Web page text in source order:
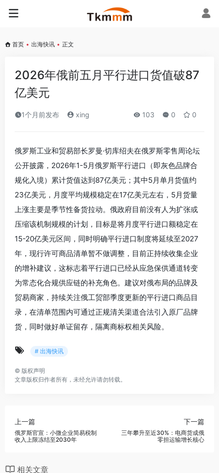
首页 • 出海快讯 • 正文
2026年俄前五月平行进口货值破87
亿美元
1个月前发布 xing 103 0 0
俄罗斯工业和贸易部长罗曼·切库绍夫在俄罗斯零售周论坛
公开披露，2026年1-5月俄罗斯平行进口（即灰色品牌合
规化入境）累计货值达到87亿美元；其中5月单月货值约
23亿美元，月度平均规模稳定在17亿美元左右，5月货量
上涨主要是季节性备货拉动。俄政府目前没有人为扩张或
压缩该机制规模的计划，目标是将月度平行进口额稳定在
15-20亿美元区间，同时明确平行进口制度将延续至2027
年，现行许可商品清单暂不做调整，目前正持续收集企业
的增补建议，这标志着平行进口已经从应急保供通道转变
为常态化合规供应链的补充角色。建议对俄布局的品牌及
贸易商家，持续关注俄工贸部季度更新的平行进口商品目
录，在清单范围内可通过正规清关渠道合法引入原厂品牌
货，同时做好单证留存，隔离商标权相关风险。
# 出海快讯
© 版权声明
文章版权归作者所有，未经允许请勿转载。
上一篇
俄罗斯官宣：小微企业简易税制
收入上限冻结至2030年
下一篇
三年攀升至近30%：电商货成俄
零担运输增长核心
相关文章